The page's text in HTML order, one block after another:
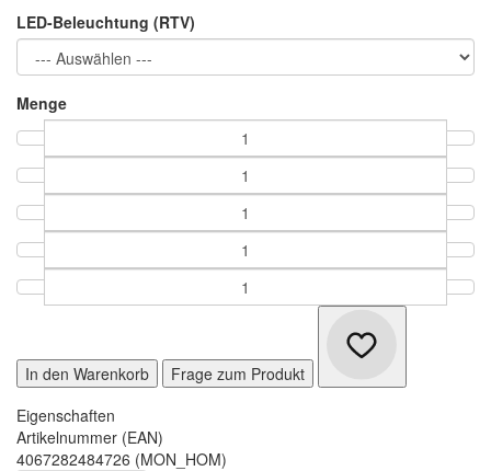
LED-Beleuchtung (RTV)
Menge
In den Warenkorb
Frage zum Produkt
Eigenschaften
Artikelnummer (EAN)
4067282484726 (MON_HOM)